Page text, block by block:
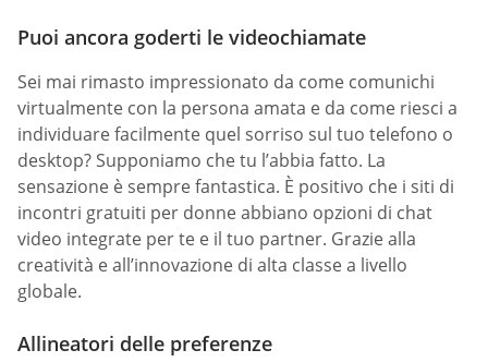
Puoi ancora goderti le videochiamate
Sei mai rimasto impressionato da come comunichi
virtualmente con la persona amata e da come riesci a
individuare facilmente quel sorriso sul tuo telefono o
desktop? Supponiamo che tu l’abbia fatto. La
sensazione è sempre fantastica. È positivo che i siti di
incontri gratuiti per donne abbiano opzioni di chat
video integrate per te e il tuo partner. Grazie alla
creatività e all’innovazione di alta classe a livello
globale.
Allineatori delle preferenze